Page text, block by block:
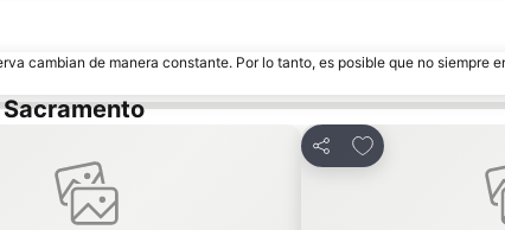
cambian de manera constante. Por lo tanto, es posible que no siempre
Compartir
Añadir a favoritos